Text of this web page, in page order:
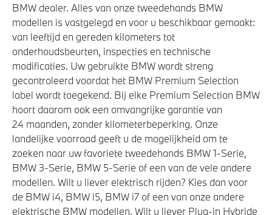
BMW dealer. Alles van onze tweedehands BMW
modellen is vastgelegd en voor u beschikbaar gemaakt:
van leeftijd en gereden kilometers tot
onderhoudsbeurten, inspecties en technische
modificaties. Uw gebruikte BMW wordt streng
gecontroleerd voordat het BMW Premium Selection
label wordt toegekend. Bij elke Premium Selection BMW
hoort daarom ook een omvangrijke garantie van
24 maanden, zonder kilometerbeperking. Onze
landelijke voorraad geeft u de mogelijkheid om te
zoeken naar uw favoriete tweedehands BMW 1-Serie,
BMW 3-Serie, BMW 5-Serie of een van de vele andere
modellen. Wilt u liever elektrisch rijden? Kies dan voor
de BMW i4, BMW i5, BMW i7 of een van onze andere
elektrische BMW modellen. Wilt u liever Plug-in Hybride